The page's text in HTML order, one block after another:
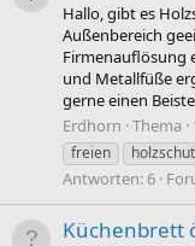
Hallo, gibt es
Außenbereich
Firmenauflösung
und Metallfüße
gerne einen
Erdhorn Thema
freien
Antworten: 6
Küchenbrett